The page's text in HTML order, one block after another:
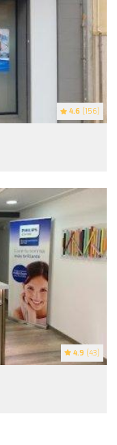
4.6 (156)
4.9 (43)